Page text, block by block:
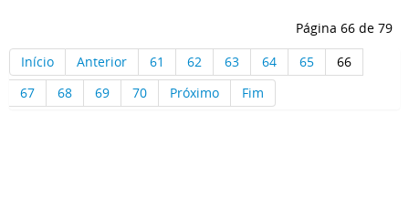
Página 66 de 79
Início
Anterior 61 62 63 64 65
66
67
68 69 70 Próximo Fim